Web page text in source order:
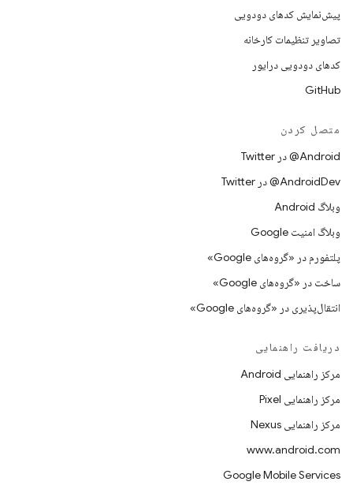
پیش‌نمایش کدهای دودویی
تصاویر تنظیمات کارخانه
کدهای دودویی درایور
GitHub
متصل کردن
Android@ در Twitter
AndroidDev@ در Twitter
وبلاگ Android
وبلاگ امنیت Google
پلتفورم در «گروه‌های Google»
ساخت در «گروه‌های Google»
انتقال‌پذیری در «گروه‌های Google»
دریافت راهنمایی
مرکز راهنمایی Android
مرکز راهنمایی Pixel
مرکز راهنمایی Nexus
www.android.com
Google Mobile Services